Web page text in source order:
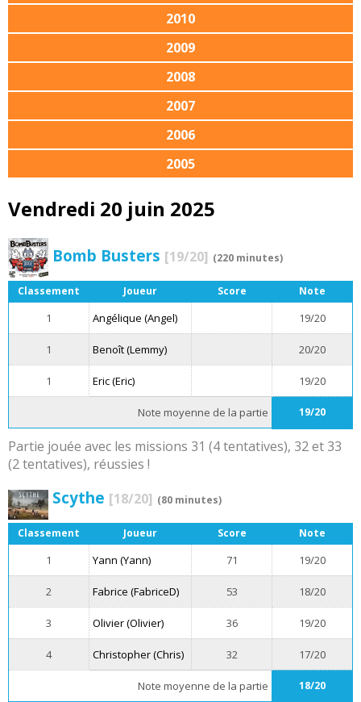
2010
2009
2008
2007
2006
2005
Vendredi 20 juin 2025
Bomb Busters [19/20] (220 minutes)
Classement Joueur Score Note
1 Angélique (Angel) 19/20
1 Benoît (Lemmy) 20/20
1 Eric (Eric) 19/20
Note moyenne de la partie 19/20
Partie jouée avec les missions 31 (4 tentatives), 32 et 33
(2 tentatives), réussies !
Scythe [18/20] (80 minutes)
Classement Joueur Score Note
1 Yann (Yann) 71 19/20
2 Fabrice (FabriceD) 53 18/20
3 Olivier (Olivier) 36 19/20
4 Christopher (Chris) 32 17/20
Note moyenne de la partie 18/20